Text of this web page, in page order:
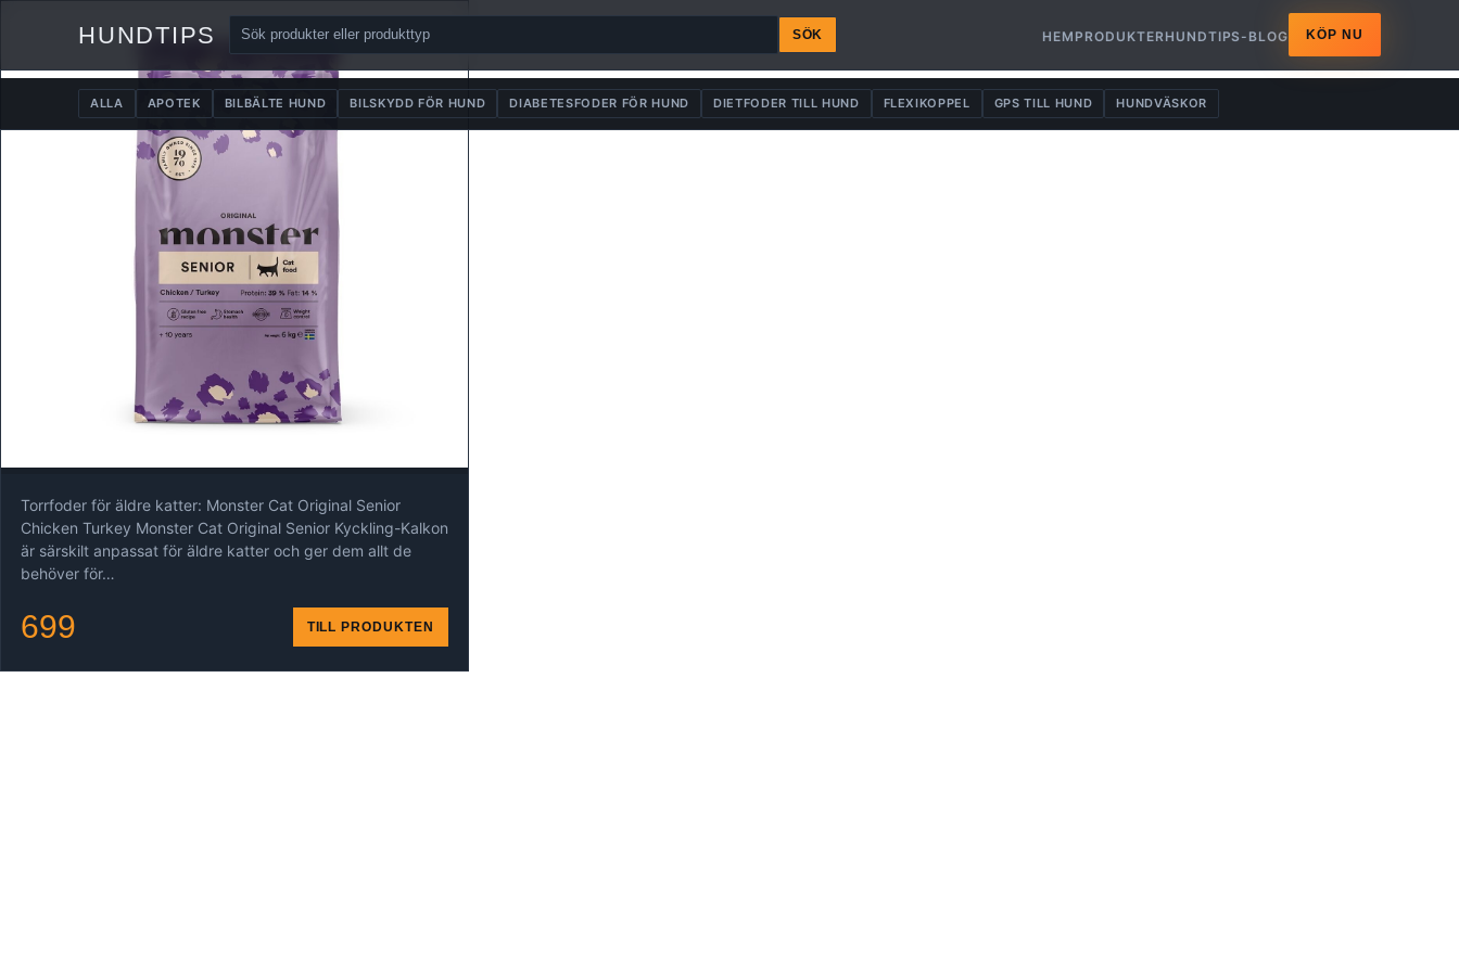
HUNDTIPS SÖK HEM PRODUKTERHUNDTIPS-BLOG KÖP NU
ALLA APOTEK BILBÄLTE HUND BILSKYDD FÖR HUND DIABETESFODER FÖR HUND DIETFODER TILL HUND FLEXIKOPPEL GPS TILL HUND HUNDVÄSKOR
Torrfoder för äldre katter: Monster Cat Original Senior
Chicken Turkey Monster Cat Original Senior Kyckling-Kalkon
är särskilt anpassat för äldre katter och ger dem allt de
behöver för…
699 TILL PRODUKTEN